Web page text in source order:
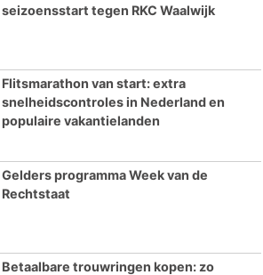
seizoensstart tegen RKC Waalwijk
Flitsmarathon van start: extra
snelheidscontroles in Nederland en
populaire vakantielanden
Gelders programma Week van de
Rechtstaat
Betaalbare trouwringen kopen: zo